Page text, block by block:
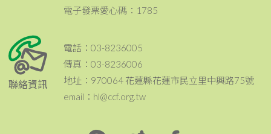
電子發票愛心碼：1785
聯絡資訊
電話：03-8236005
傳真：03-8236006
地址：970064 花蓮縣花蓮市民立里中興路75號
email：hl@ccf.org.tw